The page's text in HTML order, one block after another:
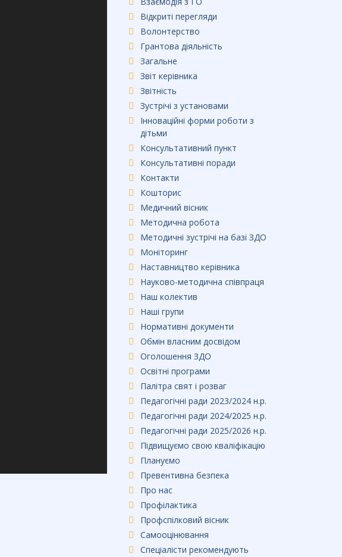
Відкриті перегляди
Волонтерство
Грантова діяльність
Загальне
Звіт керівника
Звітність
Зустрічі з установами
Інноваційні форми роботи з
дітьми
Консультативний пункт
Консультативні поради
Контакти
Кошторис
Медичний вісник
Методична робота
Методичні зустрічі на базі ЗДО
Моніторинг
Наставництво керівника
Науково-методична співпраця
Наш колектив
Наші групи
Нормативні документи
Обмін власним досвідом
Оголошення ЗДО
Освітні програми
Палітра свят і розваг
Педагогічні ради 2023/2024 н.р.
Педагогічні ради 2024/2025 н.р.
Педагогічні ради 2025/2026 н.р.
Підвищуємо свою кваліфікацію
Плануємо
Превентивна безпека
Про нас
Профілактика
Профспілковий вісник
Самооцінювання
Спеціалісти рекомендують